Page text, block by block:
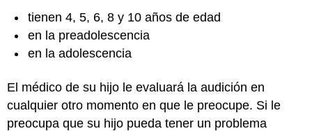
tienen 4, 5, 6, 8 y 10 años de edad
en la preadolescencia
en la adolescencia
El médico de su hijo le evaluará la audición en
cualquier otro momento en que le preocupe. Si le
preocupa que su hijo pueda tener un problema